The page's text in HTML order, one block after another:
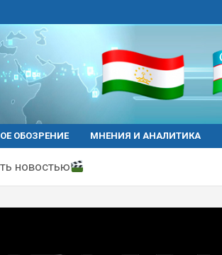
ОБОЗРЕНИЕ МНЕНИЯ И АНАЛИТИКА
новостью